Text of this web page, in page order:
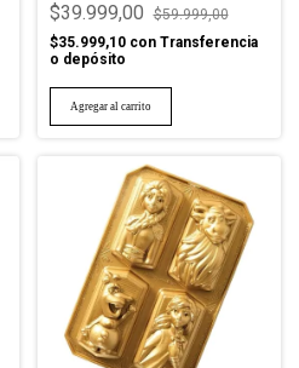
$39.999,00
$59.999,00
$35.999,10 con Transferencia
o depósito